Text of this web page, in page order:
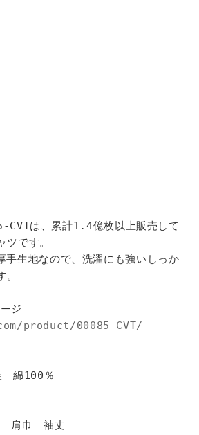
は、累計1.4億枚以上販売して
ツです。
生地なので、洗濯にも強いしっか
ジ
product/00085-CVT/
綿100％
巾 袖丈